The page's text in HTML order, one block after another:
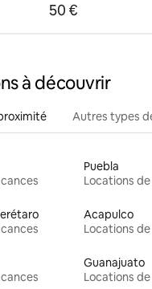
50 €
à découvrir
Autres types
Puebla
Locations
Acapulco
Locations
Guanajuato
Locations